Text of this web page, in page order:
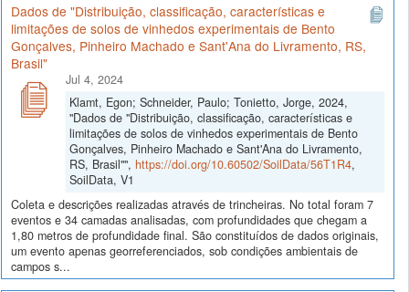
Dados de "Distribuição, classificação, características e
limitações de solos de vinhedos experimentais de Bento
Gonçalves, Pinheiro Machado e Sant'Ana do Livramento, RS,
Brasil"
Jul 4, 2024
Klamt, Egon; Schneider, Paulo; Tonietto, Jorge, 2024,
"Dados de "Distribuição, classificação, características e
limitações de solos de vinhedos experimentais de Bento
Gonçalves, Pinheiro Machado e Sant'Ana do Livramento,
RS, Brasil"", https://doi.org/10.60502/SoilData/56T1R4,
SoilData, V1
Coleta e descrições realizadas através de trincheiras. No total foram 7
eventos e 34 camadas analisadas, com profundidades que chegam a
1,80 metros de profundidade final. São constituídos de dados originais,
um evento apenas georreferenciados, sob condições ambientais de
campos s...